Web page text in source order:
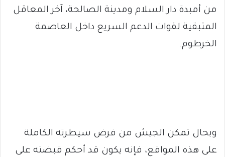
من أمبدة دار السلام ومدينة الصالحة، آخر المعاقل
المتبقية لقوات الدعم السريع داخل العاصمة
الخرطوم.
وبحال تمكن الجيش من فرض سيطرته الكاملة
على هذه المواقع، فإنه يكون قد أحكم قبضته على